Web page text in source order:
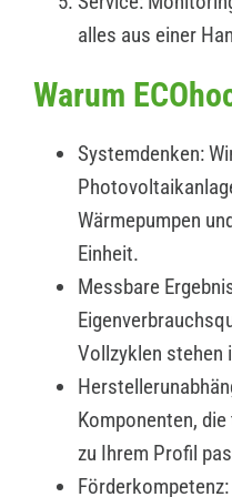
alles aus einer
Warum
Systemdenken:
Wärmepumpen
Einheit.
Messbare
Vollzyklen stehen
Komponenten,
zu Ihrem Profil